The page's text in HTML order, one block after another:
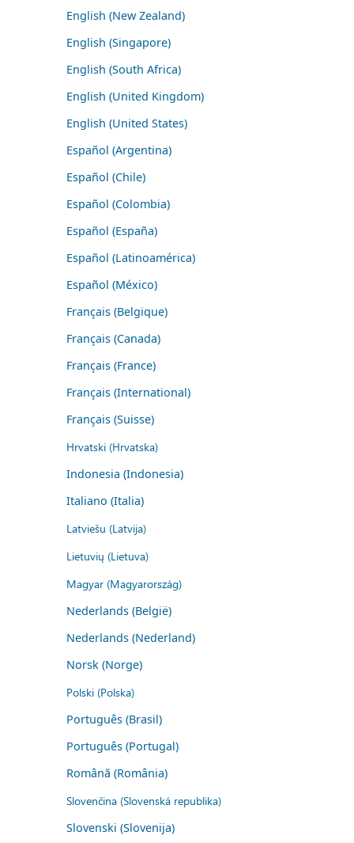
English (New Zealand)
English (Singapore)
English (South Africa)
English (United Kingdom)
English (United States)
Español (Argentina)
Español (Chile)
Español (Colombia)
Español (España)
Español (Latinoamérica)
Español (México)
Français (Belgique)
Français (Canada)
Français (France)
Français (International)
Français (Suisse)
Hrvatski (Hrvatska)
Indonesia (Indonesia)
Italiano (Italia)
Latviešu (Latvija)
Lietuvių (Lietuva)
Magyar (Magyarország)
Nederlands (België)
Nederlands (Nederland)
Norsk (Norge)
Polski (Polska)
Português (Brasil)
Português (Portugal)
Română (România)
Slovenčina (Slovenská republika)
Slovenski (Slovenija)